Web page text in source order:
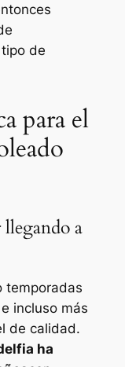
de
para el
llegando a
temporadas
incluso más
de calidad.
ha